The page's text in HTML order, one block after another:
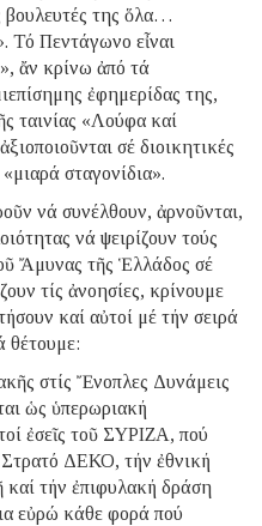
βουλευτές της ὅλα…
Τό Πεντάγωνο εἶναι
ἄν κρίνω ἀπό τά
ἐφημερίδας της,
ταινίας «Λούφα καί
σέ διοικητικές
σταγονίδια».
νά συνέλθουν, ἀρνοῦνται,
νά ψειρίζουν τούς
Ἄμυνας τῆς Ἑλλάδος σέ
τίς ἀνοησίες, κρίνουμε
καί αὐτοί μέ τήν σειρά
θέτουμε:
στίς Ἔνοπλες Δυνάμεις
ὡς ὑπερωριακή
ἐσεῖς τοῦ ΣΥΡΙΖΑ, πού
ΔΕΚΟ, τήν ἐθνική
καί τήν ἐπιφυλακή δράση
εὐρώ κάθε φορά πού